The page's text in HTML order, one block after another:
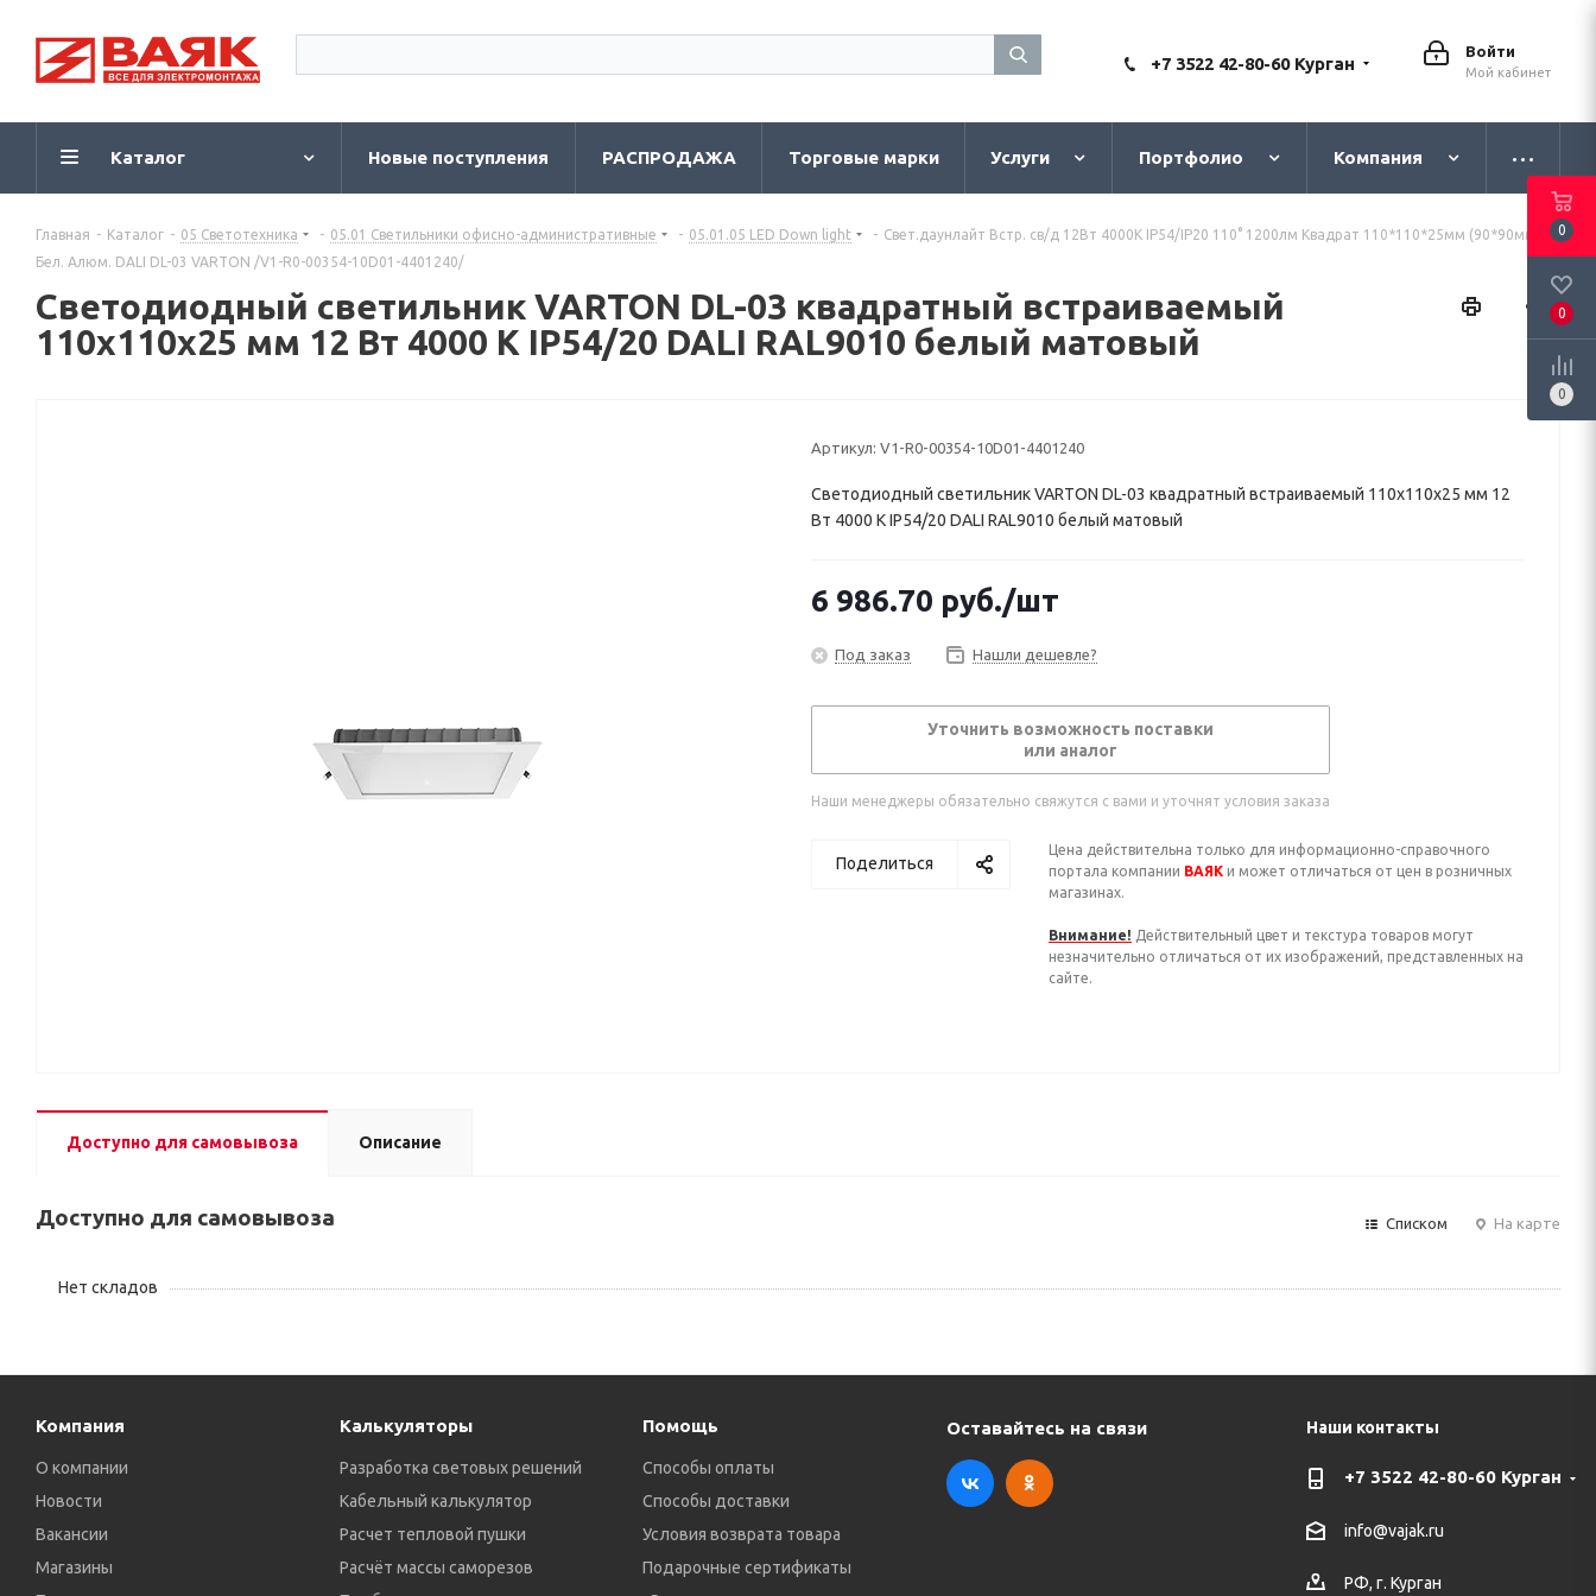
Войти
Мой кабинет
+7 3522 42-80-60 Курган
Каталог Новые поступления РАСПРОДАЖА Торговые марки Услуги Портфолио Компания
Главная - Каталог - 05 Светотехника - 05.01 Светильники офисно-административные - 05.01.05 LED Down light - Свет.даунлайт Встр. св/д 12Вт 4000K IP54/IP20 110° 1200лм Квадрат 110*110*25мм (90*90мм)
Бел. Алюм. DALI DL-03 VARTON /V1-R0-00354-10D01-4401240/
Светодиодный светильник VARTON DL-03 квадратный встраиваемый
110x110x25 мм 12 Вт 4000 K IP54/20 DALI RAL9010 белый матовый
Артикул: V1-R0-00354-10D01-4401240
Светодиодный светильник VARTON DL-03 квадратный встраиваемый 110x110x25 мм 12
Вт 4000 K IP54/20 DALI RAL9010 белый матовый
6 986.70 руб./шт
Под заказ Нашли дешевле?
Уточнить возможность поставки
или аналог
Наши менеджеры обязательно свяжутся с вами и уточнят условия заказа
Поделиться
Цена действительна только для информационно-справочного
портала компании ВАЯК и может отличаться от цен в розничных
магазинах.
Внимание! Действительный цвет и текстура товаров могут
незначительно отличаться от их изображений, представленных на
сайте.
Доступно для самовывоза Описание
Доступно для самовывоза Списком На карте
Нет складов
Компания
О компании
Новости
Вакансии
Магазины
Калькуляторы
Разработка световых решений
Кабельный калькулятор
Расчет тепловой пушки
Расчёт массы саморезов
Помощь
Способы оплаты
Способы доставки
Условия возврата товара
Подарочные сертификаты
Оставайтесь на связи Наши контакты
+7 3522 42-80-60 Курган
info@vajak.ru
РФ, г. Курган
0
0
0